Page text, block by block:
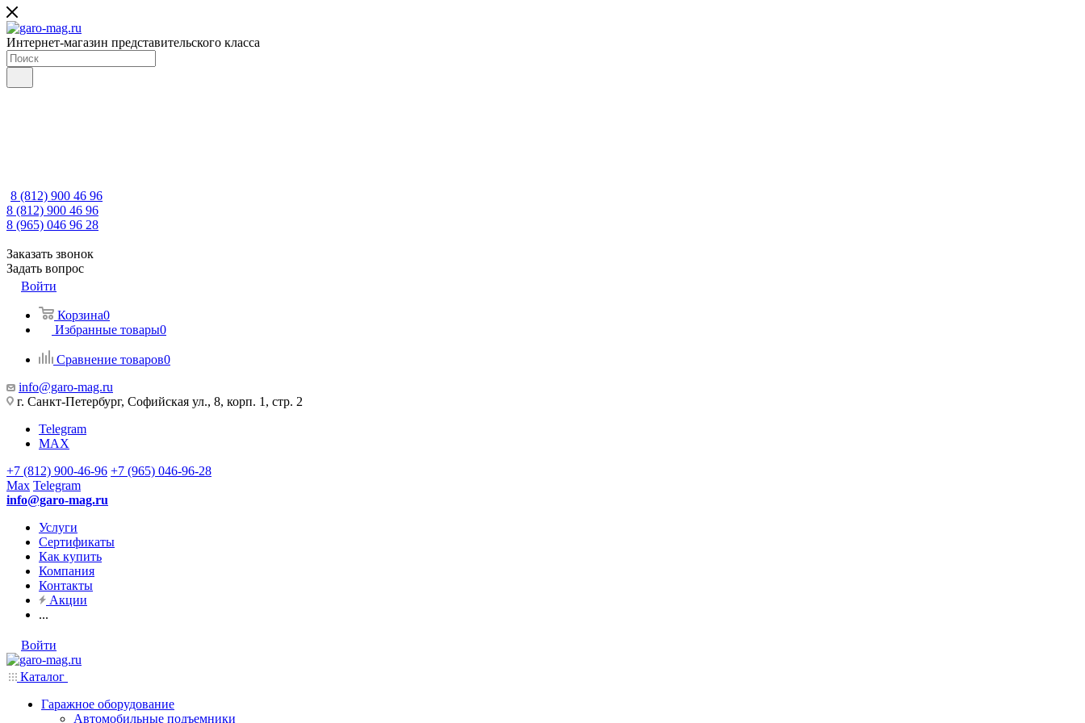
Интернет-магазин представительского класса
8 (812) 900 46 96
8 (812) 900 46 96
8 (965) 046 96 28
Заказать звонок
Задать вопрос
Войти
Корзина0
Избранные товары0
Сравнение товаров0
info@garo-mag.ru
г. Санкт-Петербург, Софийская ул., 8, корп. 1, стр. 2
Telegram
MAX
+7 (812) 900-46-96 +7 (965) 046-96-28
Max Telegram
info@garo-mag.ru
Услуги
Сертификаты
Как купить
Компания
Контакты
Акции
...
Войти
Каталог
Гаражное оборудование
Автомобильные подъемники